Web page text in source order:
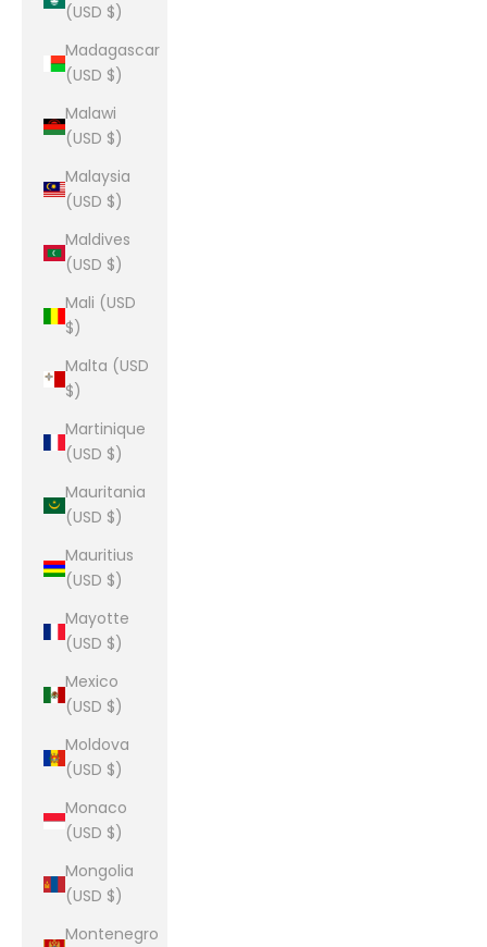
(USD $)
Madagascar
(USD $)
Malawi
(USD $)
Malaysia
(USD $)
Maldives
(USD $)
Mali (USD
$)
Malta (USD
$)
Martinique
(USD $)
Mauritania
(USD $)
Mauritius
(USD $)
Mayotte
(USD $)
Mexico
(USD $)
Moldova
(USD $)
Monaco
(USD $)
Mongolia
(USD $)
Montenegro